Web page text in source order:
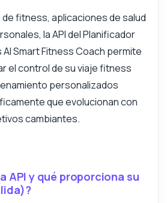
fitness, aplicaciones de salud
la API del Planificador
Smart Fitness Coach permite
el control de su viaje fitness
personalizados
que evolucionan con
cambiantes.
API y qué proporciona su
ejemplo de código